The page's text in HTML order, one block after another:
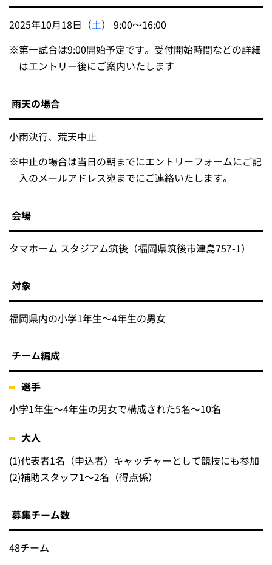
2025年10月18日（土） 9:00～16:00
※第一試合は9:00開始予定です。受付開始時間などの詳細
はエントリー後にご案内いたします
雨天の場合
小雨決行、荒天中止
※中止の場合は当日の朝までにエントリーフォームにご記
入のメールアドレス宛までにご連絡いたします。
会場
タマホーム スタジアム筑後（福岡県筑後市津島757-1）
対象
福岡県内の小学1年生～4年生の男女
チーム編成
選手
小学1年生～4年生の男女で構成された5名～10名
大人
(1)代表者1名（申込者）キャッチャーとして競技にも参加
(2)補助スタッフ1～2名（得点係）
募集チーム数
48チーム